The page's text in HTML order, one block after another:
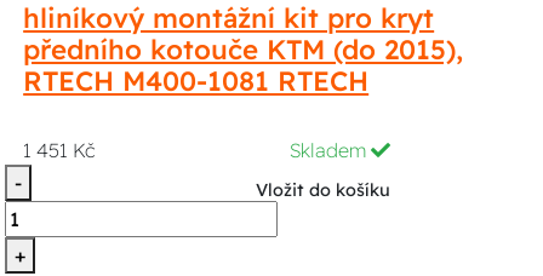
hliníkový montážní kit pro kryt
předního kotouče KTM (do 2015),
RTECH M400-1081 RTECH
1 451 Kč
Skladem
-
+
Vložit do košíku